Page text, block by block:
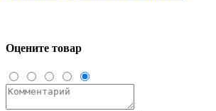
Оцените товар